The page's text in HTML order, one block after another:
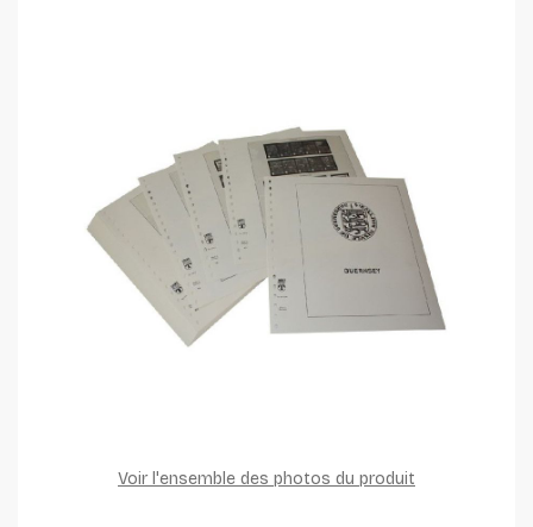
Voir l'ensemble des photos du produit